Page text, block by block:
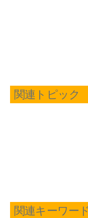
関連トピック
関連キーワード